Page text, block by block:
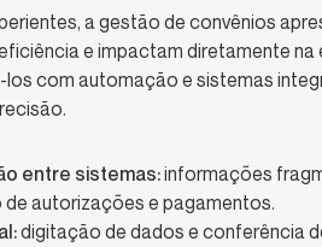
a gestão de convênios
e impactam diretamente
com automação e sistemas
entre sistemas:informações
autorizações e pagamentos.
digitação de dados e conferência